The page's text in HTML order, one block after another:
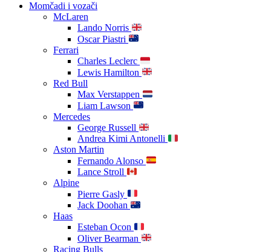
Momčadi i vozači
McLaren
Lando Norris
Oscar Piastri
Ferrari
Charles Leclerc
Lewis Hamilton
Red Bull
Max Verstappen
Liam Lawson
Mercedes
George Russell
Andrea Kimi Antonelli
Aston Martin
Fernando Alonso
Lance Stroll
Alpine
Pierre Gasly
Jack Doohan
Haas
Esteban Ocon
Oliver Bearman
Racing Bulls